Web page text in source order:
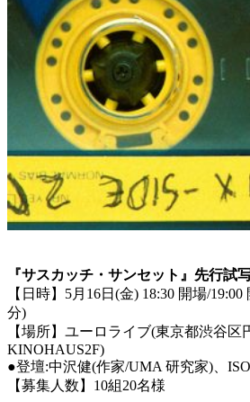
『サスカッチ・サンセット』先行試
【日時】5月16日(金) 18:30 開場/
分)
【場所】ユーロライブ(東京都渋谷区
KINOHAUS2F)
●登壇:中沢健(作家/UMA 研究家)、
【募集人数】10組20名様